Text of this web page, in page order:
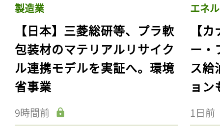
製造業
【日本】三菱総研等、プラ軟
包装材のマテリアルリサイク
ル連携モデルを実証へ。環境
省事業
9時間前
エネ
【
ー・
ス給
ョン
1日前